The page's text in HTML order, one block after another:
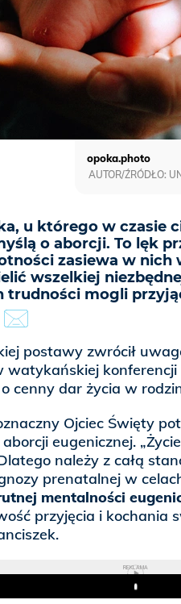
u którego w czasie
o aborcji. To lęk
zasiewa w
wszelkiej
trudności mogli
opoka.photo
AUTOR/ŹRÓDŁO:
postawy zwrócił
konferencji
cenny dar życia w
Ojciec Święty
eugenicznej.
należy z całą
prenatalnej w
mentalności
przyjęcia i kochania
REKLAMA
Play